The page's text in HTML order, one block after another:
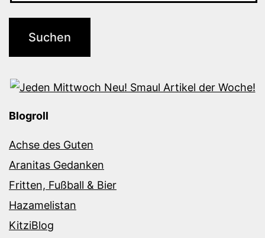
Blogroll
Achse des Guten
Aranitas Gedanken
Fritten, Fußball & Bier
Hazamelistan
KitziBlog